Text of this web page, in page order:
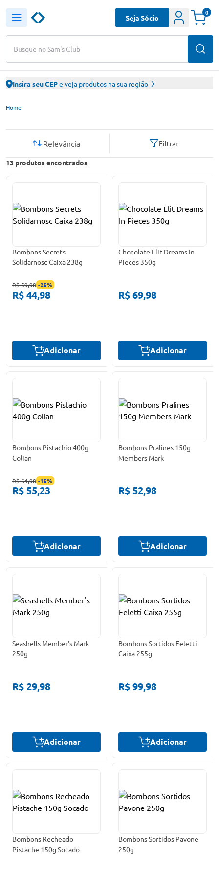
Busque no Sam's Club
Seja Sócio
0
Insira seu CEPe veja produtos na sua região
Sam’s Club – Faça suas compras online
Home
13 produtos encontrados
Relevância Filtrar
Bombons Secrets
Solidarnosc Caixa 238g
R$ 59,98 -25%
R$ 44,98
Adicionar
Chocolate Elit Dreams In
Pieces 350g
R$ 69,98
Adicionar
Bombons Pistachio 400g
Colian
R$ 64,98 -15%
R$ 55,23
Adicionar
Bombons Pralines 150g
Members Mark
R$ 52,98
Adicionar
Seashells Member's Mark
250g
R$ 29,98
Adicionar
Bombons Sortidos Feletti
Caixa 255g
R$ 99,98
Adicionar
Bombons Recheado
Pistache 150g Socado
Bombons Sortidos Pavone
250g